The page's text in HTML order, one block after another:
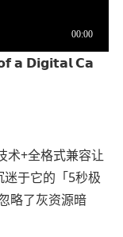
𝗮 𝗗𝗶𝗴𝗶𝘁𝗮𝗹 𝗖𝗮
术+全格式兼容让
于它的「5秒极
略了灰资源暗